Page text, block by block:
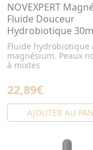
NOVEXPERT
Fluide Douceur
Hydrobiotique
Fluide hydrobiotique
magnésium. Peaux
à mixtes
22,89€
AJOUTER AU